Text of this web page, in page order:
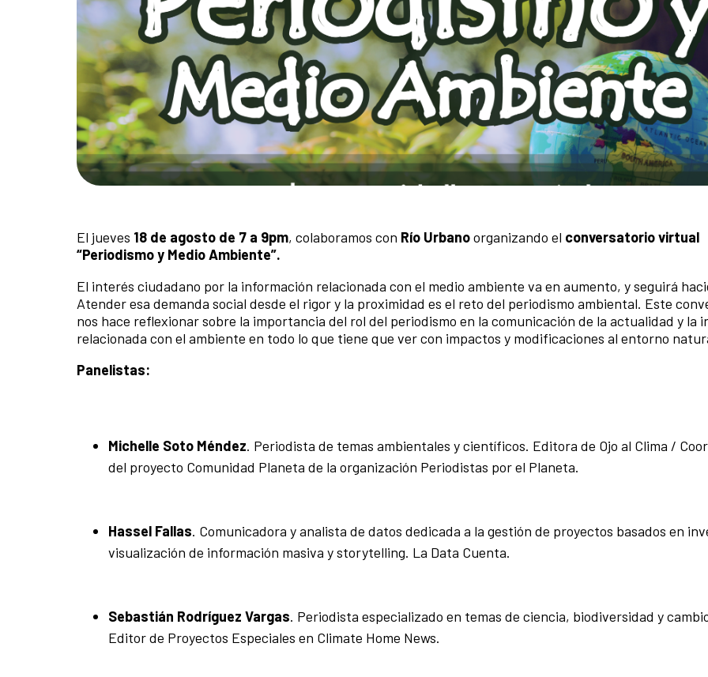
El jueves 18 de agosto de 7 a 9pm, colaboramos con Río Urbanoorganizando el conversatorio virtual
“Periodismo y Medio Ambiente”.
El interés ciudadano por la información relacionada con el medio ambiente va en aumento, y seguirá
Atender esa demanda social desde el rigor y la proximidad es el reto del periodismo ambiental. Este
nos hace reflexionar sobre la importancia del rol del periodismo en la comunicación de la actualidad y la
relacionada con el ambiente en todo lo que tiene que ver con impactos y modificaciones al entorno
Panelistas:
Michelle Soto Méndez. Periodista de temas ambientales y científicos. Editora de Ojo al Clima /
del proyecto Comunidad Planeta de la organización Periodistas por el Planeta.
Hassel Fallas. Comunicadora y analista de datos dedicada a la gestión de proyectos basados en
visualización de información masiva y storytelling. La Data Cuenta.
Sebastián Rodríguez Vargas. Periodista especializado en temas de ciencia, biodiversidad y
Editor de Proyectos Especiales en Climate Home News.